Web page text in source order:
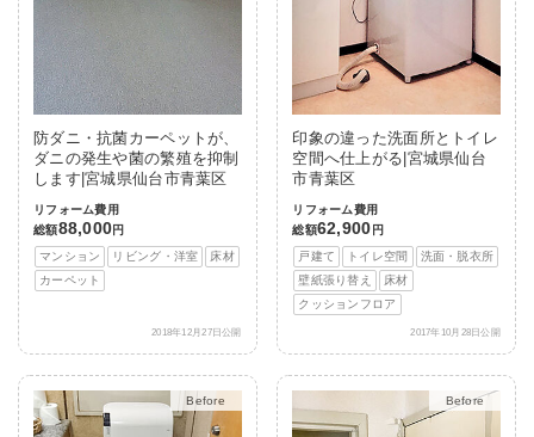
防ダニ・抗菌カーペットが、
ダニの発生や菌の繁殖を抑制
します|宮城県仙台市青葉区
リフォーム費用
総額88,000円
マンション
リビング・洋室
床材
カーペット
2018年12月27日公開
印象の違った洗面所とトイレ
空間へ仕上がる|宮城県仙台
市青葉区
リフォーム費用
総額62,900 円
戸建て
トイレ空間
洗面・脱衣所
壁紙張り替え
床材
クッションフロア
2017年10月28日公開
After After